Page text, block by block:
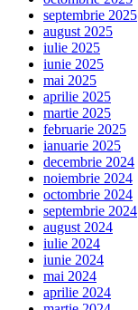
septembrie 2025
august 2025
iulie 2025
iunie 2025
mai 2025
aprilie 2025
martie 2025
februarie 2025
ianuarie 2025
decembrie 2024
noiembrie 2024
octombrie 2024
septembrie 2024
august 2024
iulie 2024
iunie 2024
mai 2024
aprilie 2024